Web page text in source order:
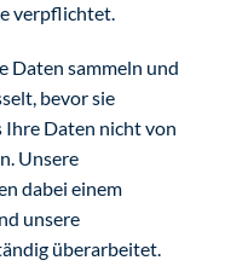
verpflichtet.
Daten sammeln und
bevor sie
Ihre Daten nicht von
Unsere
dabei einem
unsere
überarbeitet.